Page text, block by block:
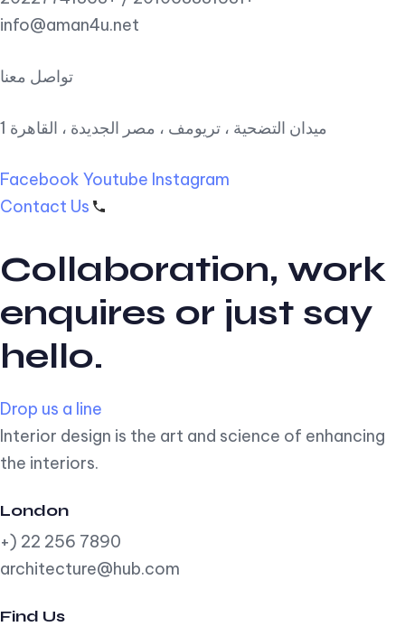
info@aman4u.net
تواصل معنا
1 ميدان التضحية ، تريومف ، مصر الجديدة ، القاهرة
Facebook Youtube Instagram
Contact Us
Collaboration, work
enquires or just say
hello.
Drop us a line
Interior design is the art and science of enhancing
the interiors.
London
+) 22 256 7890
architecture@hub.com
Find Us